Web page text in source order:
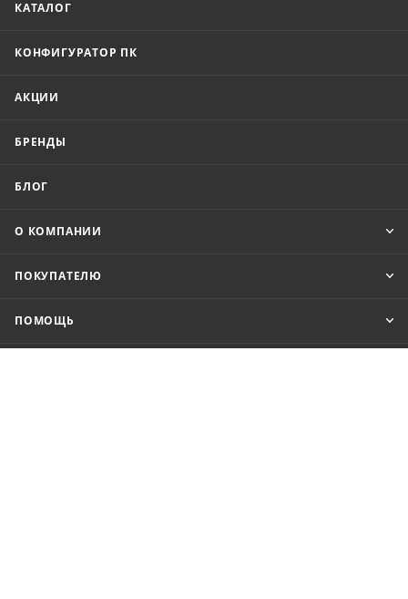
КАТАЛОГ
КОНФИГУРАТОР ПК
АКЦИИ
БРЕНДЫ
БЛОГ
О КОМПАНИИ
ПОКУПАТЕЛЮ
ПОМОЩЬ